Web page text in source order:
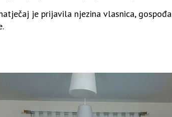
je prijavila njezina vlasnica, gospođa